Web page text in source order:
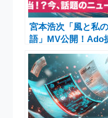
宮本浩次「風と私
語」MV公開！Ado
新プロジェクト『
と、友だち』スタ